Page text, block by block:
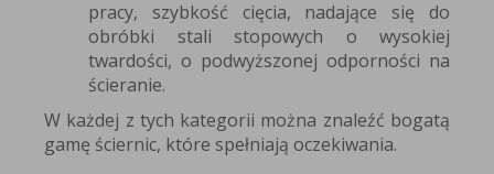
pracy, szybkość cięcia, nadające się do
obróbki stali stopowych o wysokiej
twardości, o podwyższonej odporności na
ścieranie.
W każdej z tych kategorii można znaleźć bogatą
gamę ściernic, które spełniają oczekiwania.